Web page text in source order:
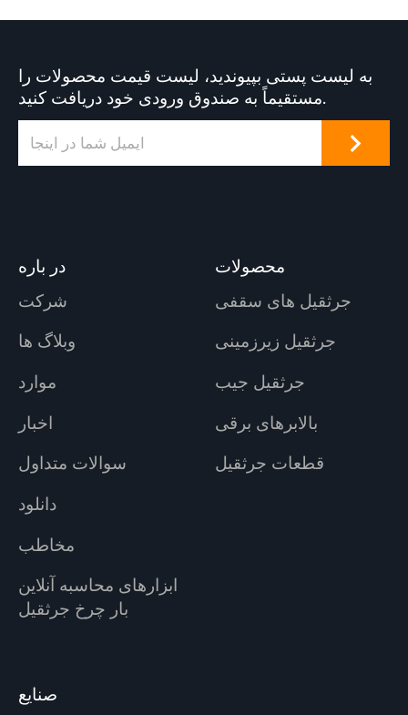
به لیست پستی بپیوندید، لیست قیمت محصولات را
مستقیماً به صندوق ورودی خود دریافت کنید.
در باره
شرکت
وبلاگ ها
موارد
اخبار
سوالات متداول
دانلود
مخاطب
ابزارهای محاسبه آنلاین
بار چرخ جرثقیل
محصولات
جرثقیل های سقفی
جرثقیل زیرزمینی
جرثقیل جیب
بالابرهای برقی
قطعات جرثقیل
صنایع